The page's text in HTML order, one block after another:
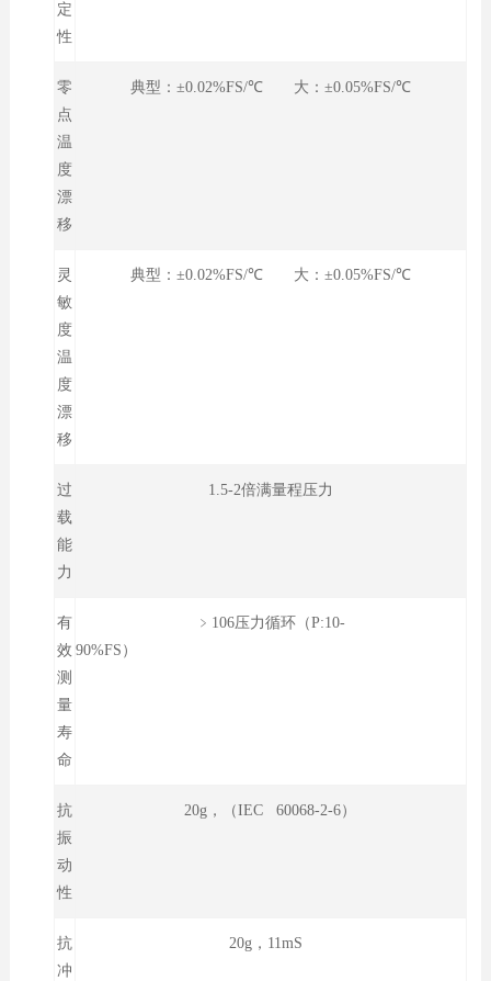
定
性
零
点
温
度
漂
移
典型：±0.02%FS/℃ 大：±0.05%FS/℃
灵
敏
度
温
度
漂
移
典型：±0.02%FS/℃ 大：±0.05%FS/℃
过
载
能
力
1.5-2倍满量程压力
有
效
测
量
寿
命
﹥106压力循环（P:10-
90%FS）
抗
振
动
性
20g，（IEC 60068-2-6）
抗
冲
20g，11mS